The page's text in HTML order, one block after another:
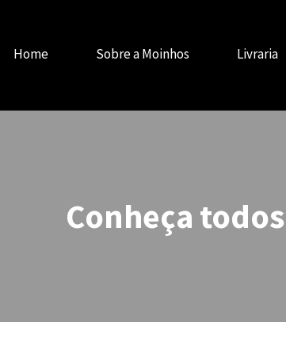
Home Sobre a Moinhos Livraria
Conheça